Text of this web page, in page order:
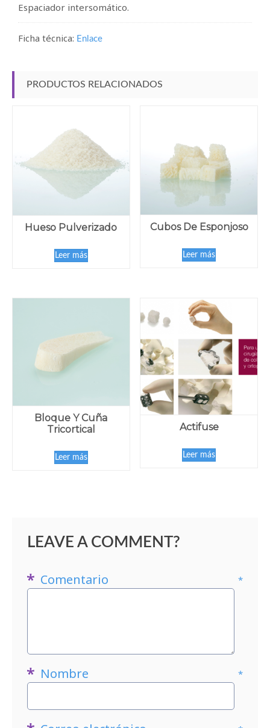
Espaciador intersomático.
Ficha técnica: Enlace
PRODUCTOS RELACIONADOS
Hueso Pulverizado
Leer más
Cubos De Esponjoso
Leer más
Bloque Y Cuña
Tricortical
Leer más
Actifuse
Leer más
LEAVE A COMMENT?
Comentario *
Nombre *